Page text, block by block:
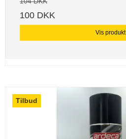
100 DKK
Vis produkt
Tilbud